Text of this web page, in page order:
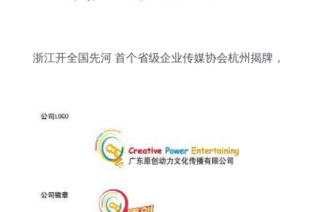
浙江开全国先河 首个省级企业传媒协会杭州揭牌，